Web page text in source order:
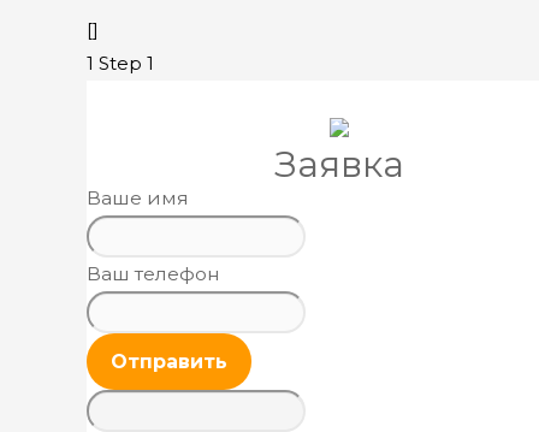
[]
1 Step 1
Заявка
Ваше имя
Ваш телефон
Отправить